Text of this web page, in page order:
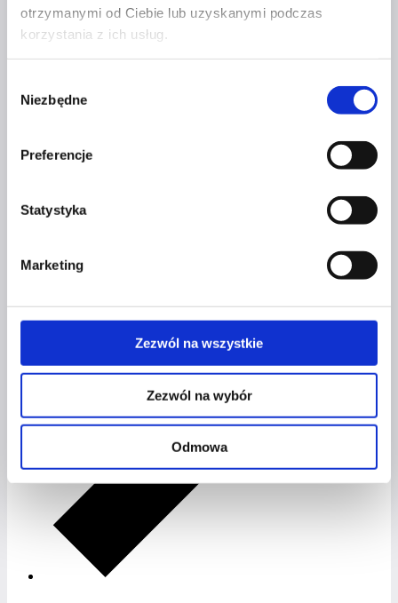
otrzymanymi od Ciebie lub uzyskanymi podczas
korzystania z ich usług.
zgody
Niezbędne
Preferencje
Statystyka
Marketing
Zezwól na wszystkie
Zezwól na wybór
Odmowa